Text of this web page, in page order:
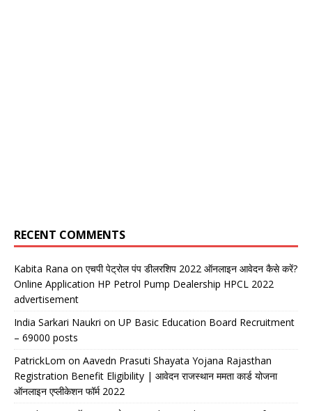
RECENT COMMENTS
Kabita Rana on एचपी पेट्रोल पंप डीलरशिप 2022 ऑनलाइन आवेदन कैसे करें?
Online Application HP Petrol Pump Dealership HPCL 2022
advertisement
India Sarkari Naukri on UP Basic Education Board Recruitment
– 69000 posts
PatrickLom on Aavedn Prasuti Shayata Yojana Rajasthan
Registration Benefit Eligibility | आवेदन राजस्थान ममता कार्ड योजना
ऑनलाइन एप्लीकेशन फॉर्म 2022